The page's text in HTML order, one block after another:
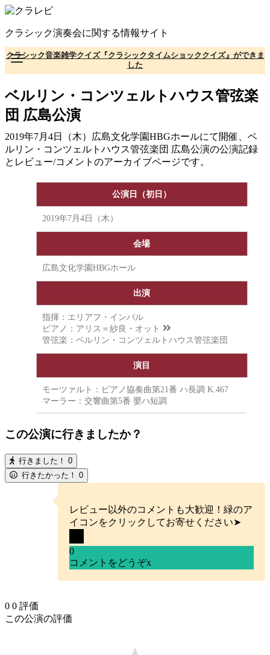
コ
テ
ン
ツ
へ
動
クラシック演奏会に関する情報サイト
クラシック音楽雑学クイズ『クラシックタイムショッククイズ』ができま
した
ベルリン・コンツェルトハウス管弦楽
団 広島公演
2019年7月4日（木）広島文化学園HBGホールにて開催、ベ
ルリン・コンツェルトハウス管弦楽団 広島公演の公演記録
とレビュー/コメントのアーカイブページです。
公演日（初日）
2019年7月4日（木）
会場
広島文化学園HBGホール
出演
指揮：エリアフ・インバル
ピアノ： アリス＝紗良・オット
管弦楽：ベルリン・コンツェルトハウス管弦楽団
演目
モーツァルト：ピアノ協奏曲第21番 ハ長調 K.467
マーラー：交響曲第5番 嬰ハ短調
この公演に行きましたか？
行きました！ 0
行きたかった！ 0
レビュー以外のコメントも大歓迎！緑のア
イコンをクリックしてお寄せください➤
0
コメントをどうぞx
0 0 評価
この公演の評価